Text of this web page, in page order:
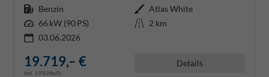
Kraftstoff Benzin Außenfarbe Atlas White
Leistung 66 kW (90 PS) Kilometerstand 2 km
03.06.2026
19.719,– €
incl. 19% MwSt.
Details